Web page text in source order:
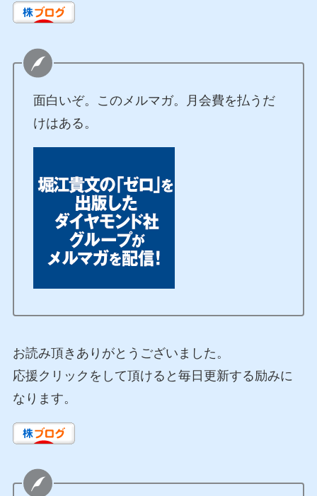
面白いぞ。このメルマガ。月会費を払うだ
けはある。
お読み頂きありがとうございました。
応援クリックをして頂けると毎日更新する励みに
なります。